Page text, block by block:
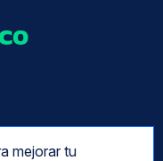
mejorar tu